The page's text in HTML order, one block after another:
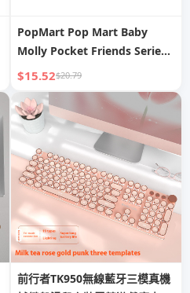
PopMart Pop Mart Baby
Molly Pocket Friends Series
Vinyl Stuffed Pendant Blind
Box Gift
$15.52$20.79
前行者TK950無線藍牙三模真機